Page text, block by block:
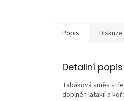
Popis Diskuze
Detailní
Tabáková směs
doplněn latakií a